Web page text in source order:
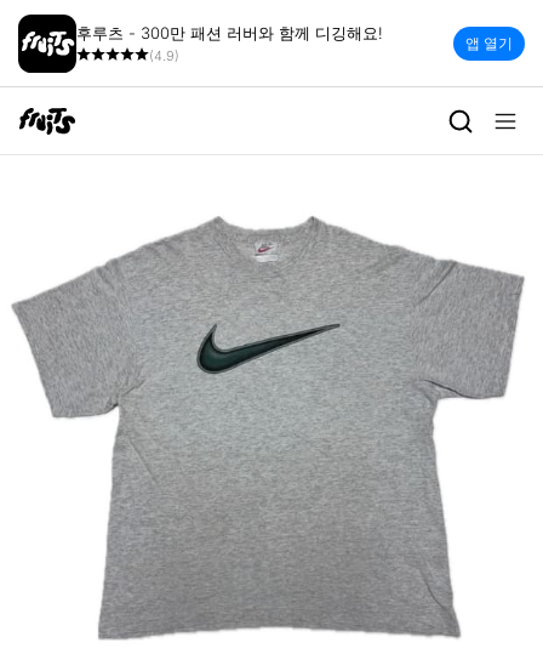
후루츠 - 300만 패션 러버와 함께 디깅해요!
(4.9)
앱 열기